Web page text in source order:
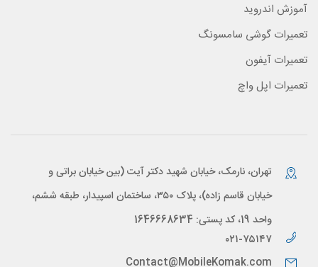
آموزش اندروید
تعمیرات گوشی سامسونگ
تعمیرات آیفون
تعمیرات اپل واچ
تهران، نارمک، خیابان شهید دکتر آیت (بین خیابان براتی و
خیابان قاسم زاده)، پلاک ۳۵۰، ساختمان اسپیدار، طبقه ششم،
واحد 19، کد پستی: 1646668634
۰۲۱-۷۵۱۴۷
Contact@MobileKomak.com